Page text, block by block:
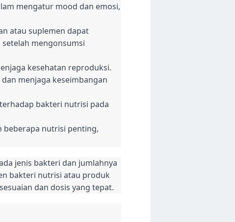
mengatur mood dan emosi,
atau suplemen dapat
mengonsumsi
kesehatan reproduksi.
menjaga keseimbangan
bakteri nutrisi pada
beberapa nutrisi penting,
jenis bakteri dan jumlahnya
bakteri nutrisi atau produk
dan dosis yang tepat.